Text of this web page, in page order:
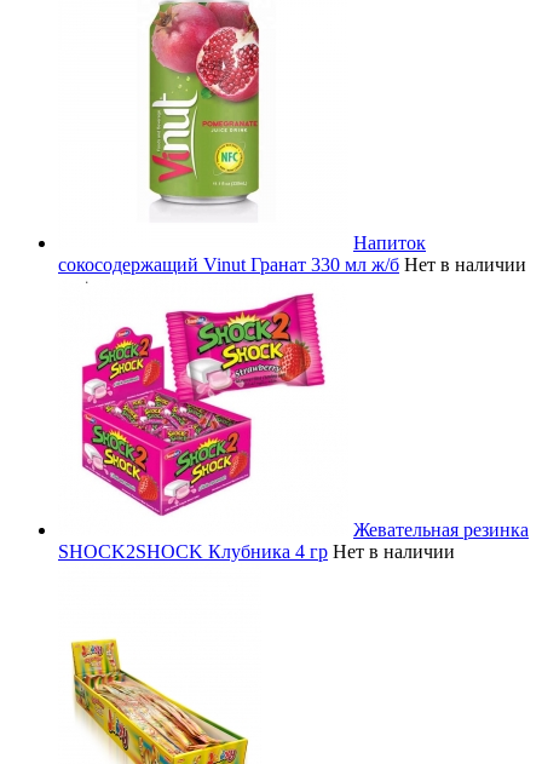
Напиток
сокосодержащий Vinut Гранат 330 мл ж/б Нет в наличии
Жевательная резинка
SHOCK2SHOCK Клубника 4 гр Нет в наличии